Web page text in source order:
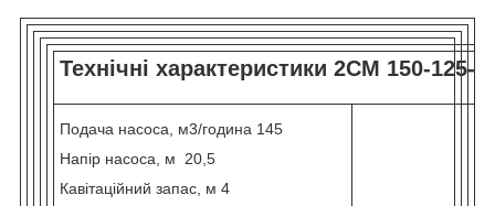
Технічні характеристики 2СМ 150-125-
Подача насоса, м3/година 145
Напір насоса, м 20,5
Кавітаційний запас, м 4